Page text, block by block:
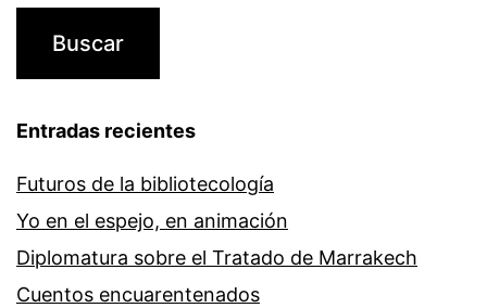
Entradas recientes
Futuros de la bibliotecología
Yo en el espejo, en animación
Diplomatura sobre el Tratado de Marrakech
Cuentos encuarentenados